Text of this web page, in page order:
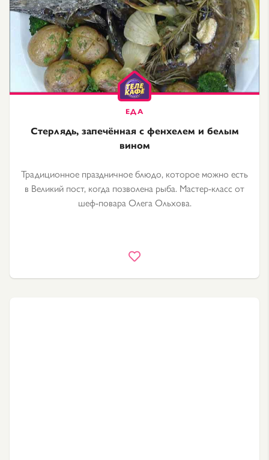
Стерлядь, запечённая с фенхелем и белым
вином
Традиционное праздничное блюдо, которое можно есть
в Великий пост, когда позволена рыба. Мастер-класс от
шеф-повара Олега Ольхова.